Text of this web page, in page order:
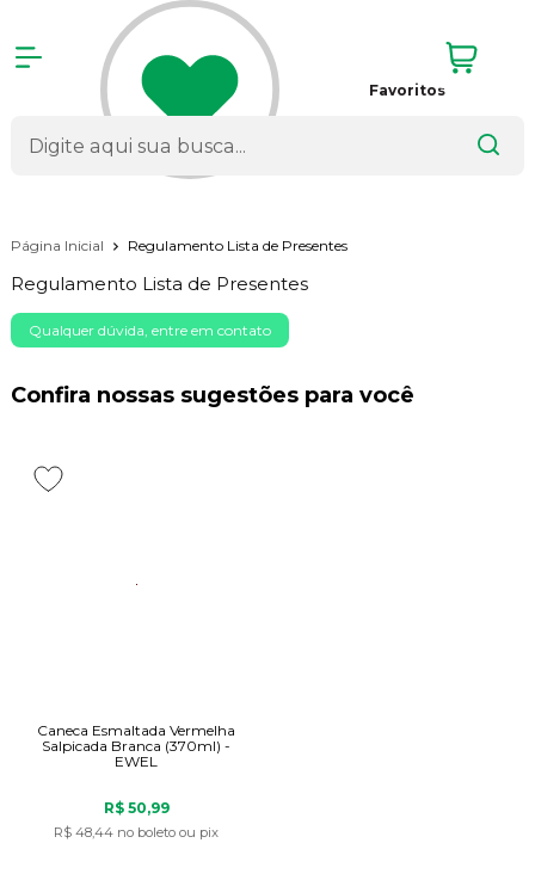
Favoritos
Página Inicial Regulamento Lista de Presentes
Regulamento Lista de Presentes
Qualquer dúvida, entre em contato
Confira nossas sugestões para você
Caneca Esmaltada Vermelha
Salpicada Branca (370ml) -
EWEL
R$ 50,99
R$ 48,44 no boleto ou pix